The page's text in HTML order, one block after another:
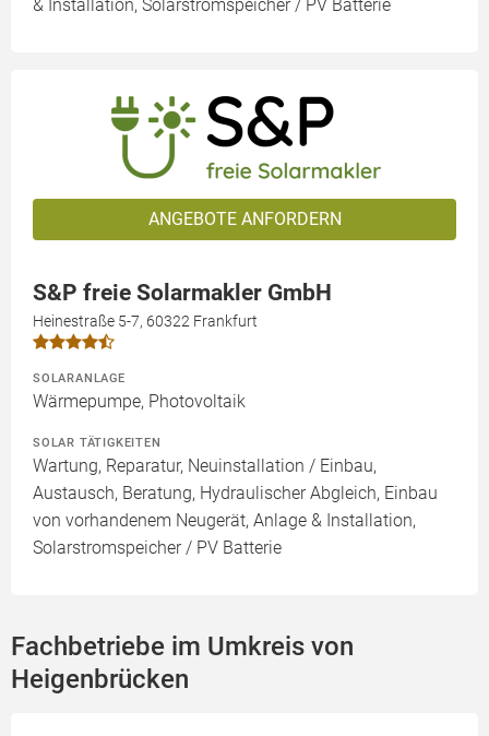
& Installation, Solarstromspeicher / PV Batterie
ANGEBOTE ANFORDERN
S&P freie Solarmakler GmbH
Heinestraße 5-7, 60322 Frankfurt
SOLARANLAGE
Wärmepumpe, Photovoltaik
SOLAR TÄTIGKEITEN
Wartung, Reparatur, Neuinstallation / Einbau,
Austausch, Beratung, Hydraulischer Abgleich, Einbau
von vorhandenem Neugerät, Anlage & Installation,
Solarstromspeicher / PV Batterie
Fachbetriebe im Umkreis von
Heigenbrücken